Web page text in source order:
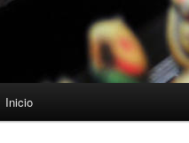
Inicio